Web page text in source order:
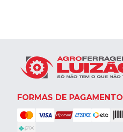
FORMAS DE PAGAMENTO